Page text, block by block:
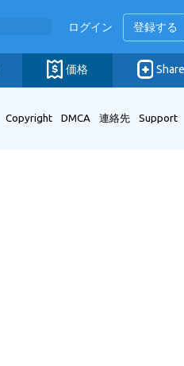
ログイン 登録する
価格
Copyright DMCA 連絡先 Support